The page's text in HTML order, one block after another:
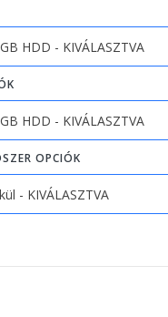
OPCIÓK